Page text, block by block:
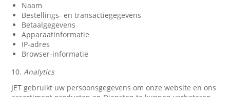
Naam
Bestellings- en transactiegegevens
Betaalgegevens
Apparaatinformatie
IP-adres
Browser-informatie
10.Analytics
JET gebruikt uw persoonsgegevens om onze website en ons